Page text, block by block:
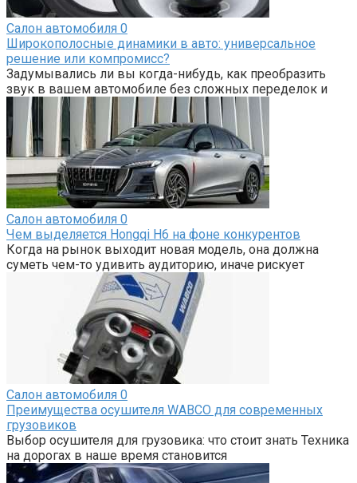
Салон автомобиля 0
Широкополосные динамики в авто: универсальное
решение или компромисс?
Задумывались ли вы когда-нибудь, как преобразить
звук в вашем автомобиле без сложных переделок и
Салон автомобиля 0
Чем выделяется Hongqi H6 на фоне конкурентов
Когда на рынок выходит новая модель, она должна
суметь чем-то удивить аудиторию, иначе рискует
Салон автомобиля 0
Преимущества осушителя WABCO для современных
грузовиков
Выбор осушителя для грузовика: что стоит знать Техника
на дорогах в наше время становится